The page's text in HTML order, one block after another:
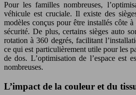
Pour les familles nombreuses,
véhicule est cruciale. Il existe des
modèles conçus pour être installés côte
sécurité. De plus, certains sièges auto
rotation à 360 degrés, facilitant
ce qui est particulièrement utile pour les
de dos. L’optimisation de l’espace est
nombreuses.
L’impact de la couleur et du